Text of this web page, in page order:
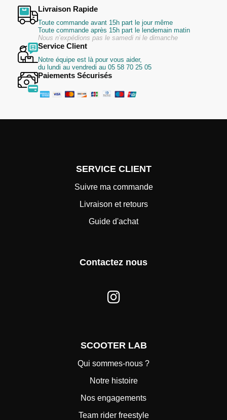
Livraison Rapide
Toute commande avant 15h part le jour même
Toute commande après 15h part le lendemain matin
Nous n’expédions pas le samedi ni le dimanche
Service Client
Notre équipe est là pour vous aider,
du lundi au vendredi au 05 58 70 25 05
Paiements Sécurisés
SERVICE CLIENT
Suivre ma commande
Livraison et retours
Guide d'achat
Contactez nous
SCOOTER LAB
Qui sommes-nous ?
Notre histoire
Nos engagements
Team rider freestyle